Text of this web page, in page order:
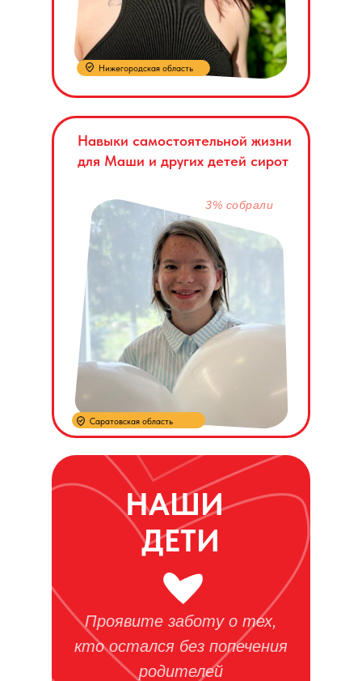
Нижегородская область
Проявите заботу о тех,
кто остался без попечения
родителей
Саратовская область
Навыки самостоятельной жизни
для Маши и других детей сирот
3% собрали
НАШИ
ДЕТИ